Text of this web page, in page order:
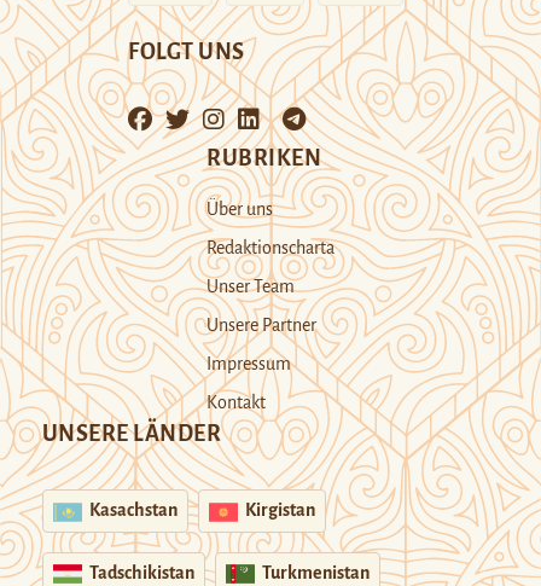
FOLGT UNS
RUBRIKEN
Über uns
Redaktionscharta
Unser Team
Unsere Partner
Impressum
Kontakt
UNSERE LÄNDER
Kasachstan Kirgistan
Tadschikistan Turkmenistan